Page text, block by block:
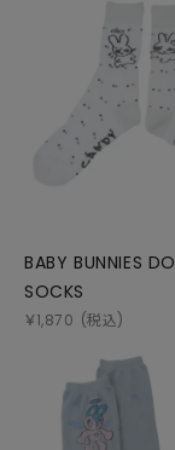
BABY BUNNIES
SOCKS
￥1,870 (税込)